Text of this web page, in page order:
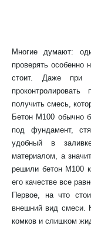
Многие думают:
проверять особенно
стоит. Даже при
получить смесь,
Бетон М100 обычно
под фундамент,
удобный в
материалом, а
решили бетон М100
его качестве все
Первое, на что
внешний вид смеси.
комков и слишком